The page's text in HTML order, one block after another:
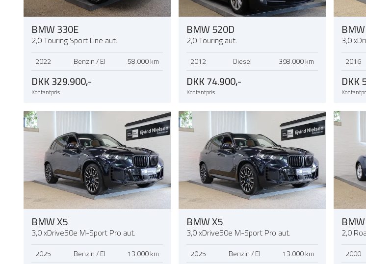
BMW 330E
2,0 Touring Sport Line aut.
2022 Benzin / El 58.000 km
DKK 329.900,-
Kontantpris
BMW 520D
2,0 Touring aut.
2012 Diesel 398.000 km
DKK 74.900,-
Kontantpris
3,0
2016
DKK
BMW X5
3,0 xDrive50e M-Sport Pro aut.
2025 Benzin / El 13.000 km
BMW X5
3,0 xDrive50e M-Sport Pro aut.
2025 Benzin / El 13.000 km
2,0
2000